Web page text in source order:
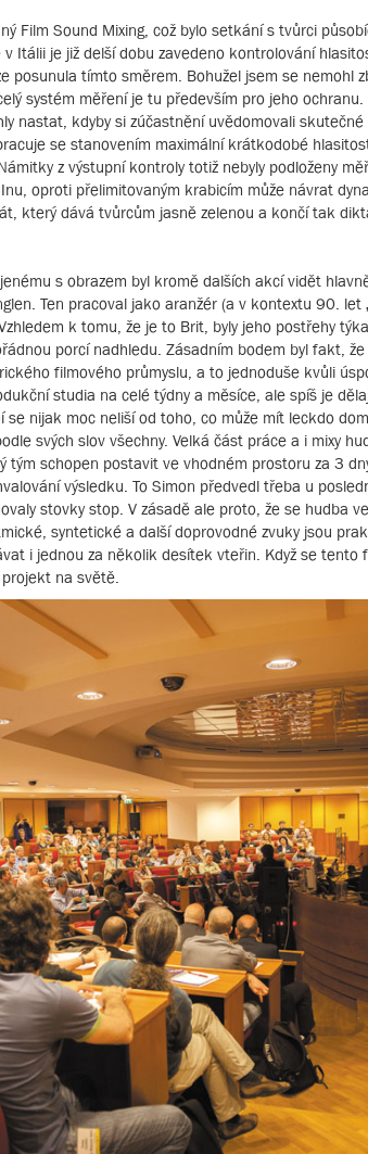
Film Sound Mixing, což bylo setkání s tvůrci
Itálii je již delší dobu zavedeno kontrolování
posunula tímto směrem. Bohužel jsem se nemohl
systém měření je tu především pro jeho ochranu.
nastat, kdyby si zúčastnění uvědomovali
se stanovením maximální krátkodobé
z výstupní kontroly totiž nebyly podloženy
oproti přelimitovaným krabicím může návrat
který dává tvůrcům jasně zelenou a končí tak
s obrazem byl kromě dalších akcí vidět
Ten pracoval jako aranžér (a v kontextu 90. let
k tomu, že je to Brit, byly jeho postřehy
porcí nadhledu. Zásadním bodem byl fakt,
filmového průmyslu, a to jednoduše kvůli
studia na celé týdny a měsíce, ale spíš je
se nijak moc neliší od toho, co může mít leckdo
svých slov všechny. Velká část práce a i mixy
tým schopen postavit ve vhodném prostoru za 3
výsledku. To Simon předvedl třeba u
stovky stop. V zásadě ale proto, že se hudba
syntetické a další doprovodné zvuky jsou
i jednou za několik desítek vteřin. Když se tento
na světě.